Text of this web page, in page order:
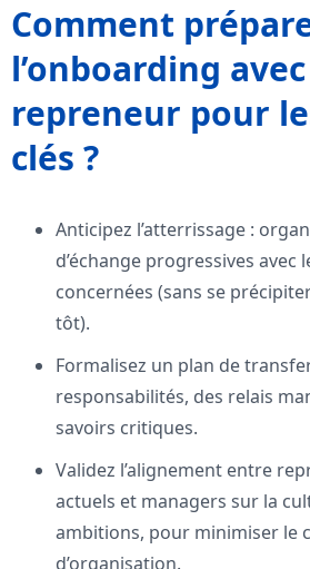
Comment
l’onboarding
repreneur pour
clés ?
Anticipez l’atterrissage :
d’échange progressives avec
concernées (sans se
tôt).
Formalisez un plan de
responsabilités, des relais
savoirs critiques.
Validez l’alignement entre
actuels et managers sur la
ambitions, pour minimiser le
d’organisation.